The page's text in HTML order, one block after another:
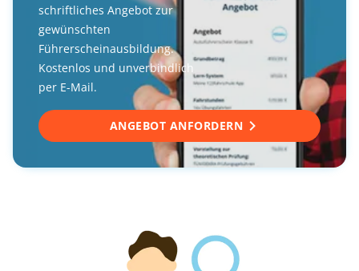
schriftliches Angebot zur
gewünschten
Führerscheinausbildung.
Kostenlos und unverbindlich
per E-Mail.
ANGEBOT ANFORDERN